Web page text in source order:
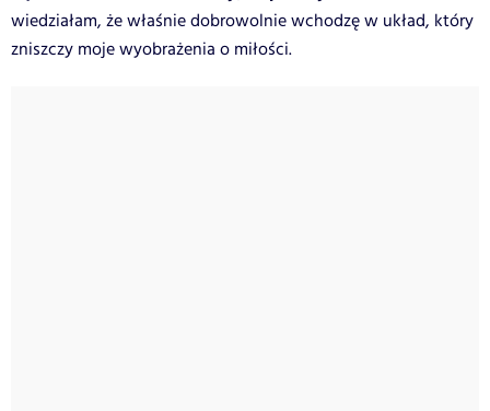
wiedziałam, że właśnie dobrowolnie wchodzę w układ, który
zniszczy moje wyobrażenia o miłości.